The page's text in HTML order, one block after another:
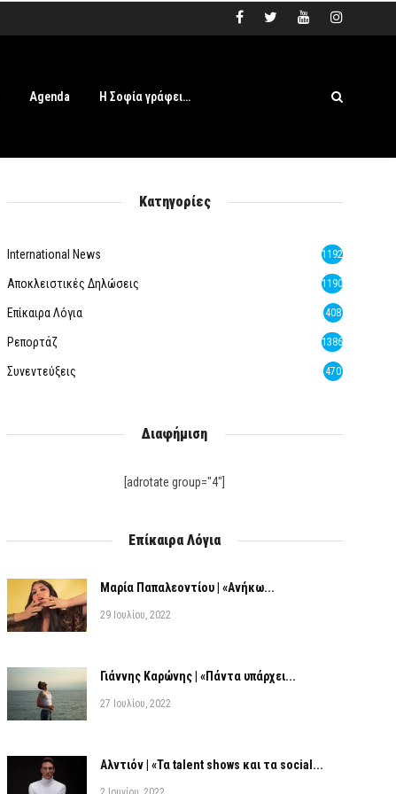
Agenda Η Σοφία γράφει…
Κατηγορίες
International News 1192
Αποκλειστικές Δηλώσεις 1190
Επίκαιρα Λόγια 408
Ρεπορτάζ 1386
Συνεντεύξεις 470
Διαφήμιση
[adrotate group="4"]
Επίκαιρα Λόγια
Μαρία Παπαλεοντίου | «Ανήκω...
29 Ιουλίου, 2022
Γιάννης Καρώνης | «Πάντα υπάρχει...
27 Ιουλίου, 2022
Αλντιόν | «Τα talent shows και τα social...